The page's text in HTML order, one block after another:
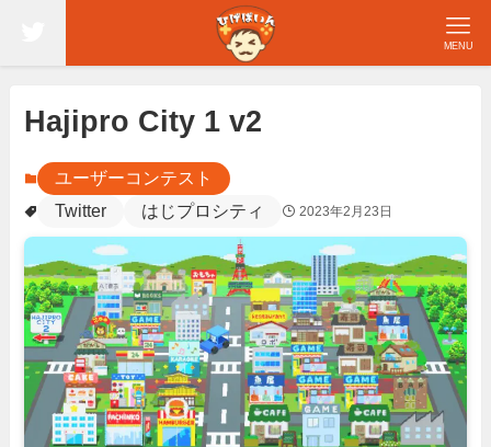
MENU
Hajipro City 1 v2
ユーザーコンテスト
Twitter
はじプロシティ 2023年2月23日